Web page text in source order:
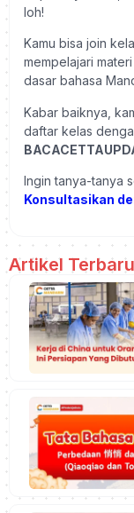
loh!
Kamu bisa join
mempelajari
dasar bahasa
Kabar baiknya,
daftar kelas
Ingin tanya-tanya
Konsultasikan
Artikel Terbaru